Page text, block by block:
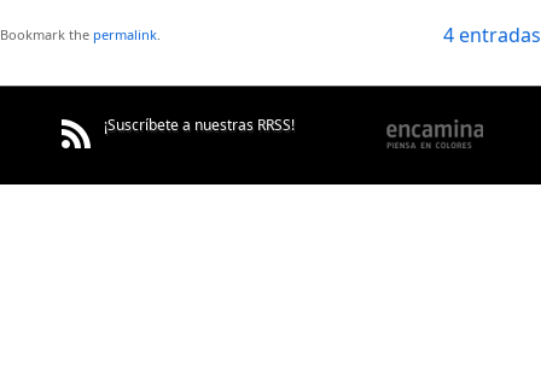
4 entradas
Bookmark the permalink.
¡Suscríbete a nuestras RRSS!